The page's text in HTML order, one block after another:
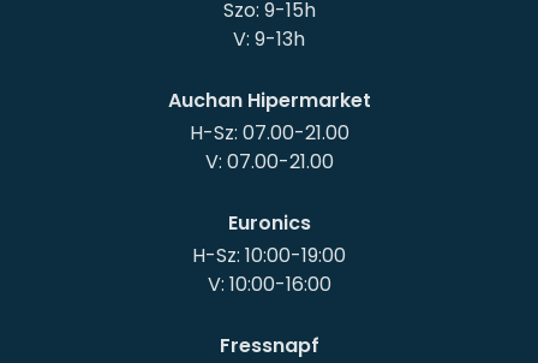
Szo: 9-15h
Auchan Hipermarket
H-Sz: 07.00-21.00
V: 07.00-21.00
Euronics
H-Sz: 10:00-19:00
V: 10:00-16:00
Fressnapf